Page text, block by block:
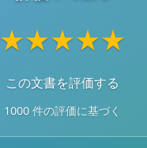
★★★★★
この文書を評価する
1000 件の評価に基づく